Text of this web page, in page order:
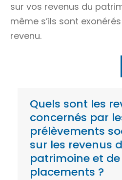
sur vos revenus du
même s’ils sont
revenu.
Quels sont les
concernés par
prélèvements
sur les revenus
patrimoine et de
placements ?